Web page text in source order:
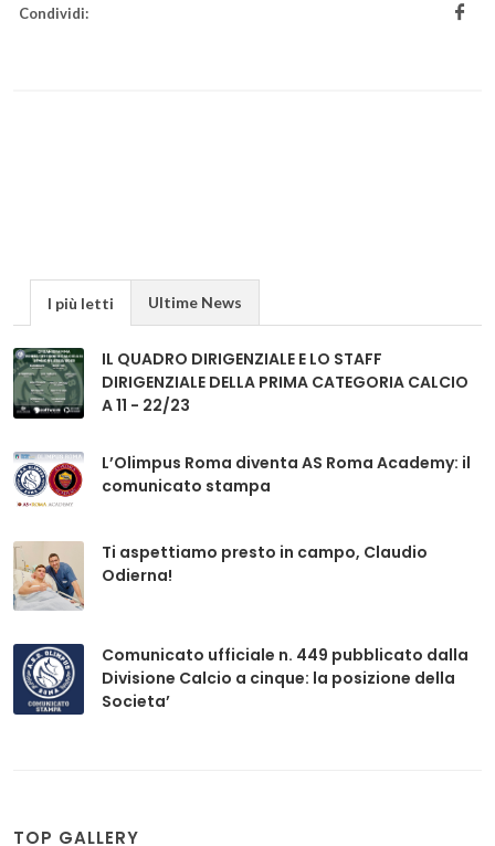
Condividi:
I più letti Ultime News
IL QUADRO DIRIGENZIALE E LO STAFF
DIRIGENZIALE DELLA PRIMA CATEGORIA CALCIO
A 11 - 22/23
L’Olimpus Roma diventa AS Roma Academy: il
comunicato stampa
Ti aspettiamo presto in campo, Claudio
Odierna!
Comunicato ufficiale n. 449 pubblicato dalla
Divisione Calcio a cinque: la posizione della
Societa’
TOP GALLERY